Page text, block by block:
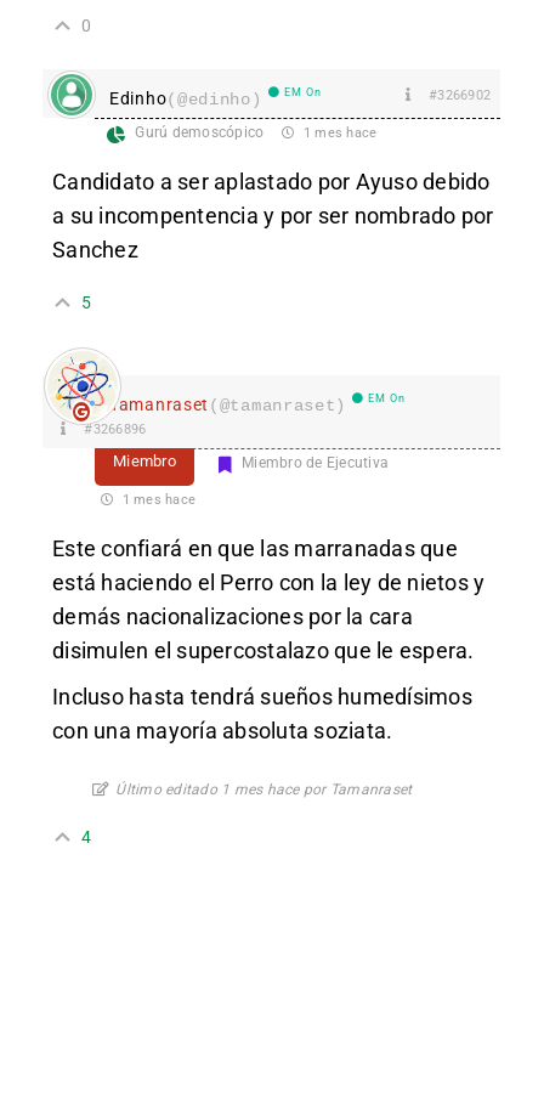
0
Edinho(@edinho) EM On #3266902
Gurú demoscópico 1 mes hace
Candidato a ser aplastado por Ayuso debido
a su incompentencia y por ser nombrado por
Sanchez
5
Tamanraset (@tamanraset) EM On
#3266896
Miembro Miembro de Ejecutiva
1 mes hace
Este confiará en que las marranadas que
está haciendo el Perro con la ley de nietos y
demás nacionalizaciones por la cara
disimulen el supercostalazo que le espera.
Incluso hasta tendrá sueños humedísimos
con una mayoría absoluta soziata.
Último editado 1 mes hace por Tamanraset
4